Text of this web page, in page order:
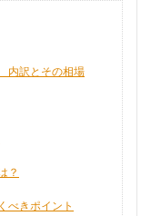
内訳とその相場
？
べきポイント